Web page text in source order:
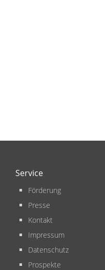
Service
Förderung
Presse
Kontakt
Impressum
Datenschutz
Prospekte